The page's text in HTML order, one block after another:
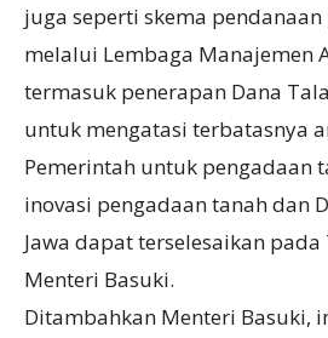
juga seperti skema
melalui Lembaga Manajemen
termasuk penerapan Dana
untuk mengatasi terbatasnya
Pemerintah untuk pengadaan
inovasi pengadaan tanah dan
Jawa dapat terselesaikan pada
Menteri Basuki.
Ditambahkan Menteri Basuki,